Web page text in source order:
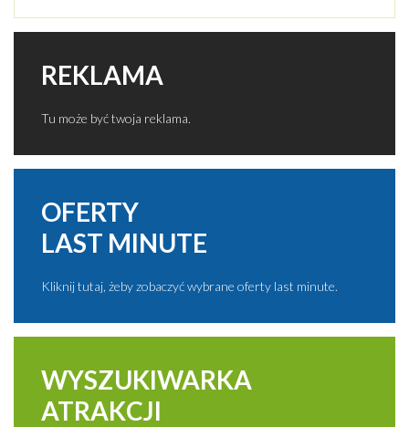
REKLAMA
Tu może być twoja reklama.
OFERTY
LAST MINUTE
Kliknij tutaj, żeby zobaczyć wybrane oferty last minute.
WYSZUKIWARKA
ATRAKCJI